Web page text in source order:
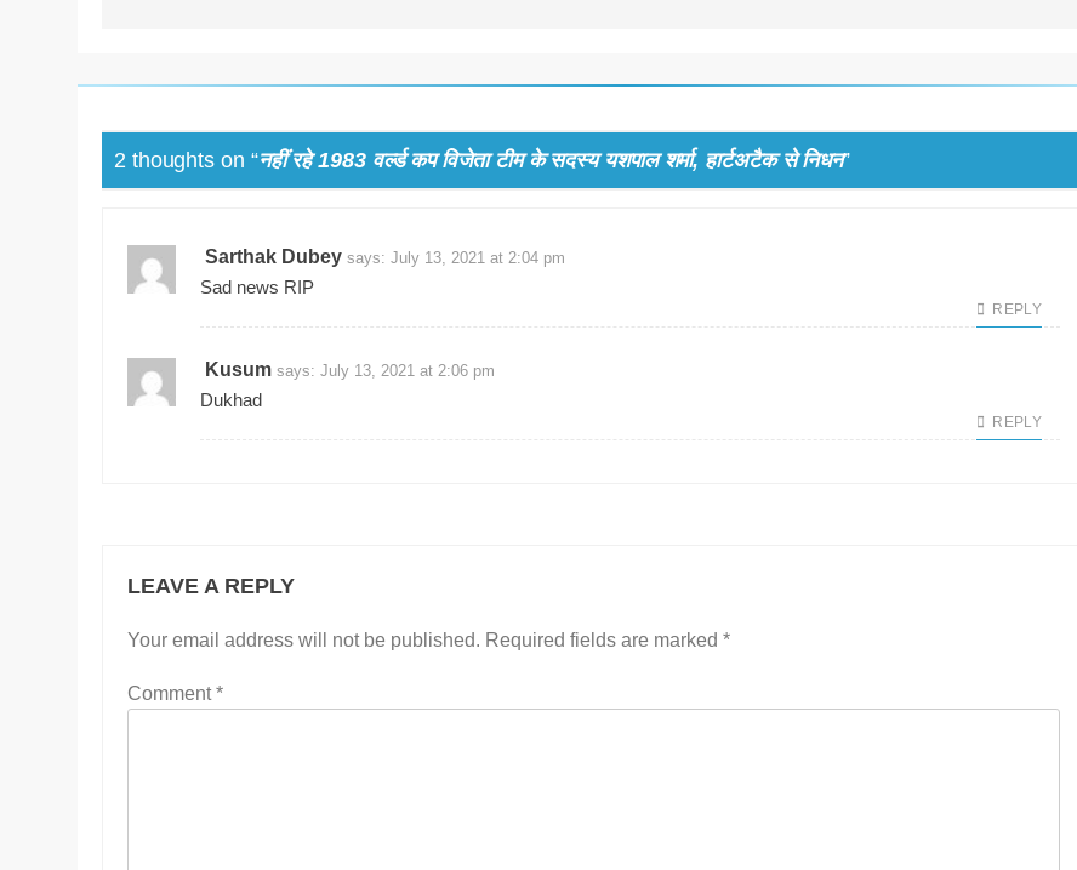
2 thoughts on “नहीं रहे 1983 वर्ल्ड कप विजेता टीम के सदस्य यशपाल शर्मा, हार्टअटैक से निधन”
Sarthak Dubey says: July 13, 2021 at 2:04 pm
Sad news RIP
REPLY
Kusum says: July 13, 2021 at 2:06 pm
Dukhad
REPLY
LEAVE A REPLY
Your email address will not be published. Required fields are marked *
Comment*